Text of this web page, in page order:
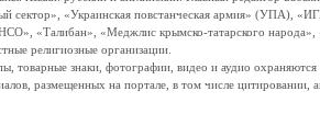
сектор», «Украинская повстанческая армия»
«Талибан», «Меджлис крымско-татарского
религиозные организации.
товарные знаки, фотографии, видео и аудио
размещенных на портале, в том числе цитировании,